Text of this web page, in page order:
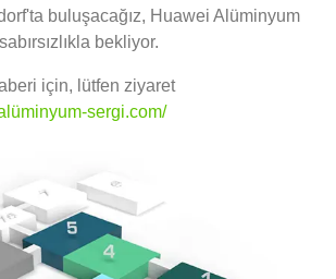
buluşacağız, Huawei Alüminyum
bekliyor.
için, lütfen ziyaret
sergi.com/